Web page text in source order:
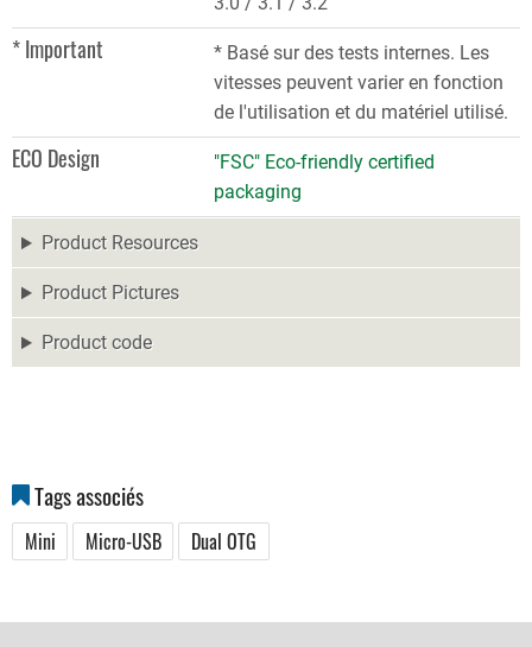
* Important
* Basé sur des tests internes. Les
vitesses peuvent varier en fonction
de l'utilisation et du matériel utilisé.
ECO Design
"FSC" Eco-friendly certified
packaging
Product Resources
Product Pictures
Product code
Tags associés
Mini Micro-USB Dual OTG